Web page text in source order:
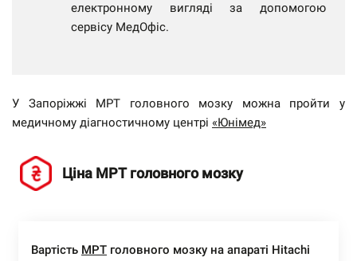
електронному вигляді за допомогою
сервісу МедОфіс.
У Запоріжжі МРТ головного мозку можна пройти у
медичному діагностичному центрі «Юнімед»
Ціна МРТ головного мозку
Вартість МРТ головного мозку на апараті Hitachi